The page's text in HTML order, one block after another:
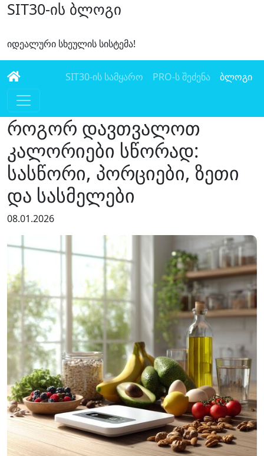
SIT30-ის ბლოგი
იდეალური სხეულის სისტემა!
SIT30-ის სამყარო PRO-ს შეძენა ბლოგი
როგორ დავთვალოთ
კალორიები სწორად:
სასწორი, პორციები, ზეთი
და სასმელები
08.01.2026